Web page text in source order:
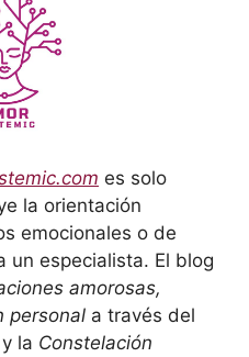
es solo
la orientación
emocionales o de
un especialista. El blog
amorosas,
personal a través del
y la Constelación